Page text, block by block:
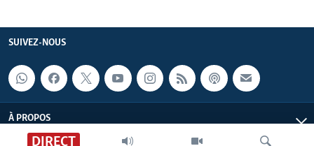
DIRECT
SUIVEZ-NOUS
À PROPOS